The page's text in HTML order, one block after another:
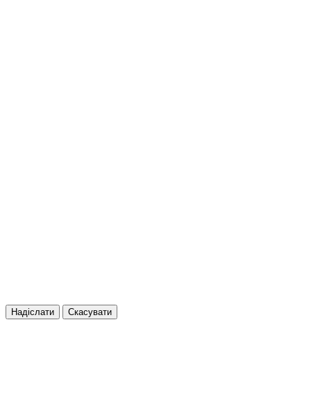
Надіслати Скасувати